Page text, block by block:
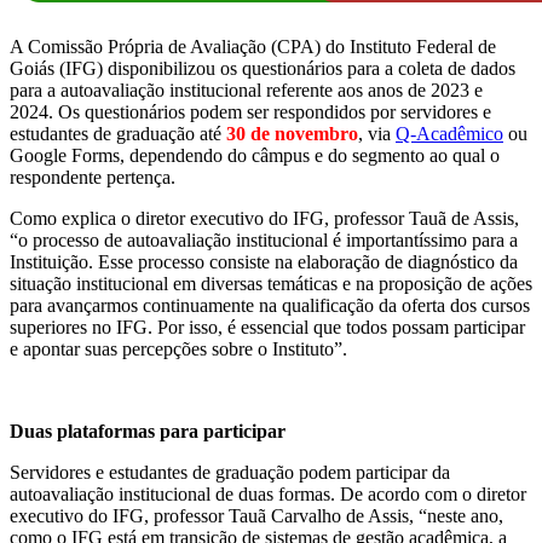
A Comissão Própria de Avaliação (CPA) do Instituto Federal de
Goiás (IFG) disponibilizou os questionários para a coleta de dados
para a autoavaliação institucional referente aos anos de 2023 e
2024. Os questionários podem ser respondidos por servidores e
estudantes de graduação até 30 de novembro, via Q-Acadêmico ou
Google Forms, dependendo do câmpus e do segmento ao qual o
respondente pertença.
Como explica o diretor executivo do IFG, professor Tauã de Assis,
“o processo de autoavaliação institucional é importantíssimo para a
Instituição. Esse processo consiste na elaboração de diagnóstico da
situação institucional em diversas temáticas e na proposição de ações
para avançarmos continuamente na qualificação da oferta dos cursos
superiores no IFG. Por isso, é essencial que todos possam participar
e apontar suas percepções sobre o Instituto”.
Duas plataformas para participar
Servidores e estudantes de graduação podem participar da
autoavaliação institucional de duas formas. De acordo com o diretor
executivo do IFG, professor Tauã Carvalho de Assis, “neste ano,
como o IFG está em transição de sistemas de gestão acadêmica, a